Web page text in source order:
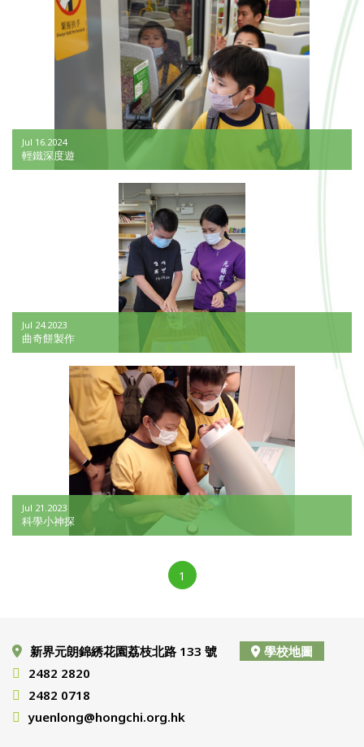
Jul 16.2024
輕鐵深度遊
Jul 24.2023
曲奇餅製作
Jul 21.2023
科學小神探
1
新界元朗錦綉花園荔枝北路 133 號
學校地圖
2482 2820
2482 0718
yuenlong@hongchi.org.hk